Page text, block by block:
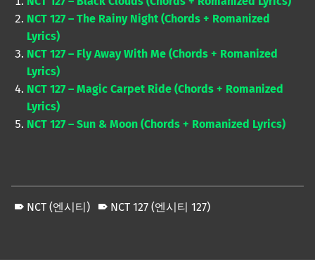
NCT 127 – The Rainy Night (Chords + Romanized
Lyrics)
NCT 127 – Fly Away With Me (Chords + Romanized
Lyrics)
NCT 127 – Magic Carpet Ride (Chords + Romanized
Lyrics)
NCT 127 – Sun & Moon (Chords + Romanized Lyrics)
NCT (엔시티) NCT 127 (엔시티 127)